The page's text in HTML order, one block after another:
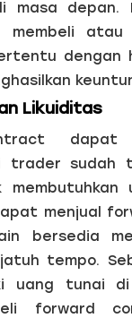
masa depan.
atau
dengan
Likuiditas
dapat
sudah
menjual
bersedia
tempo.
uang tunai
forward